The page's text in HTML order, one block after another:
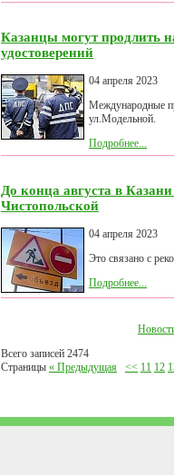
Казанцы могут продлить
удостоверений
04 апреля 2023
Международные
ул.Модельной.
Подробнее...
До конца августа в
Чистопольской
04 апреля 2023
Это связано с
Подробнее...
Всего записей 2474
Страницы « Предыдущая << 11 12